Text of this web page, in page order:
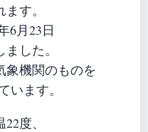
す。
6月23日
した。
象機関のものを
います。
度、